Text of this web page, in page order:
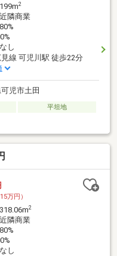
2
隣商業
し
線 可児川駅 徒歩22分
児市土田
平坦地
万円）
2
隣商業
し